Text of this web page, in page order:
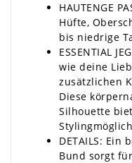
HAUTENGE
Hüfte,
bis niedrige
ESSENTIAL
wie deine
zusätzlichen
Diese
Silhouette
DETAILS: Ein
Bund sorgt